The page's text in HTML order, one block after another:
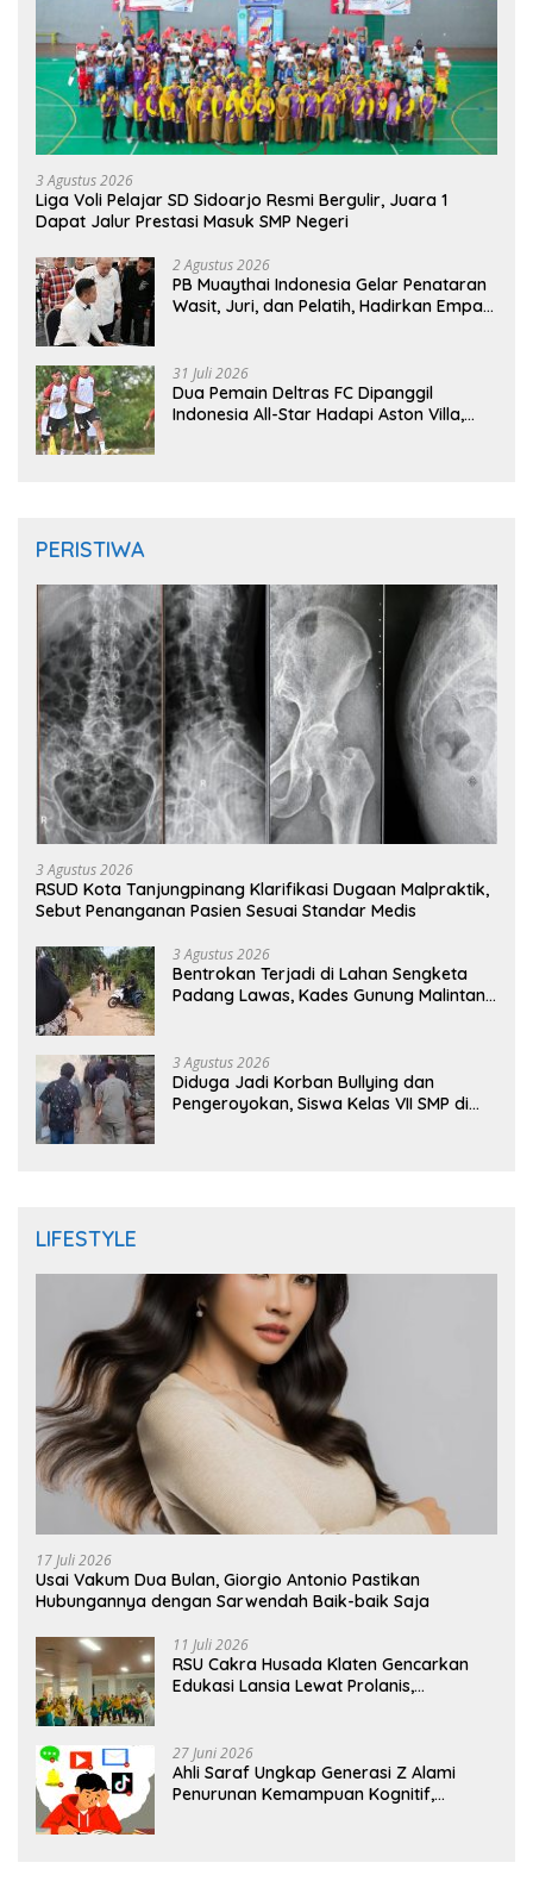
3 Agustus 2026
Liga Voli Pelajar SD Sidoarjo Resmi Bergulir, Juara 1
Dapat Jalur Prestasi Masuk SMP Negeri
2 Agustus 2026
PB Muaythai Indonesia Gelar Penataran
Wasit, Juri, dan Pelatih, Hadirkan Empat
31 Juli 2026
Dua Pemain Deltras FC Dipanggil
Indonesia All-Star Hadapi Aston Villa,
PERISTIWA
3 Agustus 2026
RSUD Kota Tanjungpinang Klarifikasi Dugaan Malpraktik,
Sebut Penanganan Pasien Sesuai Standar Medis
3 Agustus 2026
Bentrokan Terjadi di Lahan Sengketa
Padang Lawas, Kades Gunung Malintang
3 Agustus 2026
Diduga Jadi Korban Bullying dan
Pengeroyokan, Siswa Kelas VII SMP di
LIFESTYLE
17 Juli 2026
Usai Vakum Dua Bulan, Giorgio Antonio Pastikan
Hubungannya dengan Sarwendah Baik-baik Saja
11 Juli 2026
RSU Cakra Husada Klaten Gencarkan
Edukasi Lansia Lewat Prolanis,
27 Juni 2026
Ahli Saraf Ungkap Generasi Z Alami
Penurunan Kemampuan Kognitif,